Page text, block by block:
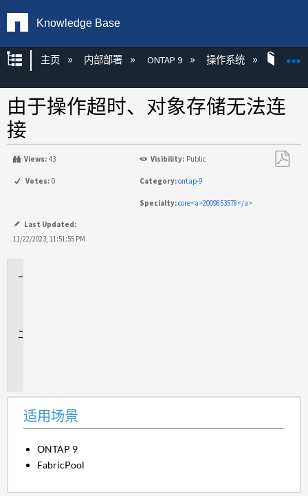
Knowledge Base
扩展/隐缩全局层次
主页 内部部署 ONTAP 9 操作系统
由于操作超时、对象存储无法连
接
Views: 43 Visibility: Public
Votes: 0 Category:ontap-9
Specialty:core<a>2009853578</a>
Last Updated:
11/22/2023, 11:51:55 PM
适用场景
ONTAP 9
FabricPool